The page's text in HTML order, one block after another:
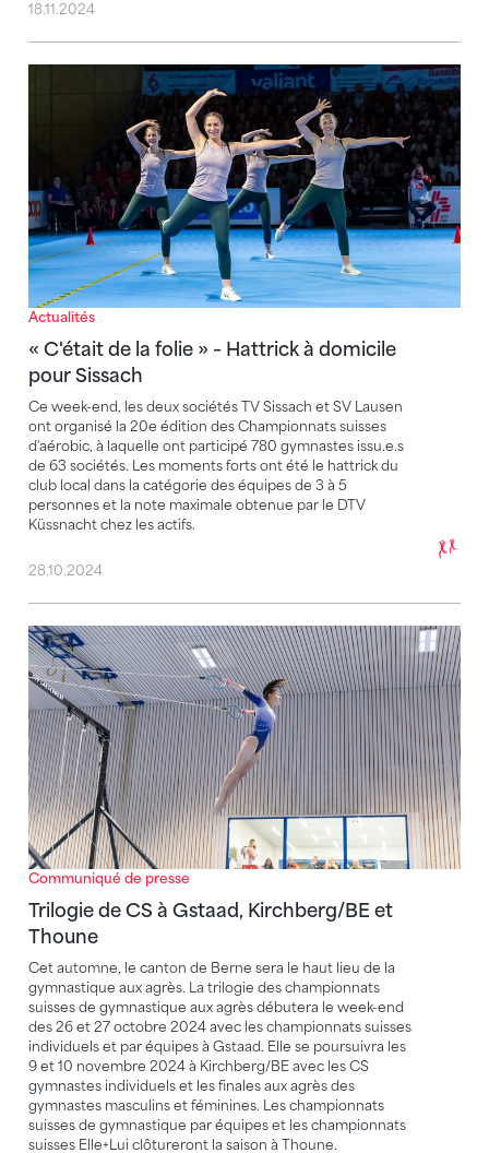
18.11.2024
Actualités
« C'était de la folie » – Hattrick à domicile
pour Sissach
Ce week-end, les deux sociétés TV Sissach et SV Lausen
ont organisé la 20e édition des Championnats suisses
d'aérobic, à laquelle ont participé 780 gymnastes issu.e.s
de 63 sociétés. Les moments forts ont été le hattrick du
club local dans la catégorie des équipes de 3 à 5
personnes et la note maximale obtenue par le DTV
Küssnacht chez les actifs.
« C'était de la folie » – Hattrick à domicile pour
28.10.2024
Communiqué de presse
Trilogie de CS à Gstaad, Kirchberg/BE et
Thoune
Cet automne, le canton de Berne sera le haut lieu de la
gymnastique aux agrès. La trilogie des championnats
suisses de gymnastique aux agrès débutera le week-end
des 26 et 27 octobre 2024 avec les championnats suisses
individuels et par équipes à Gstaad. Elle se poursuivra les
9 et 10 novembre 2024 à Kirchberg/BE avec les CS
gymnastes individuels et les finales aux agrès des
gymnastes masculins et féminines. Les championnats
suisses de gymnastique par équipes et les championnats
suisses Elle+Lui clôtureront la saison à Thoune.
Trilogie de CS à Gstaad, Kirchberg/BE et Thoune